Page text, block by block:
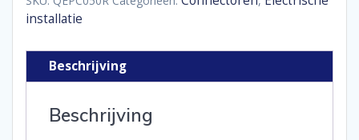
2-
aantal
installatie
Beschrijving
Beschrijving